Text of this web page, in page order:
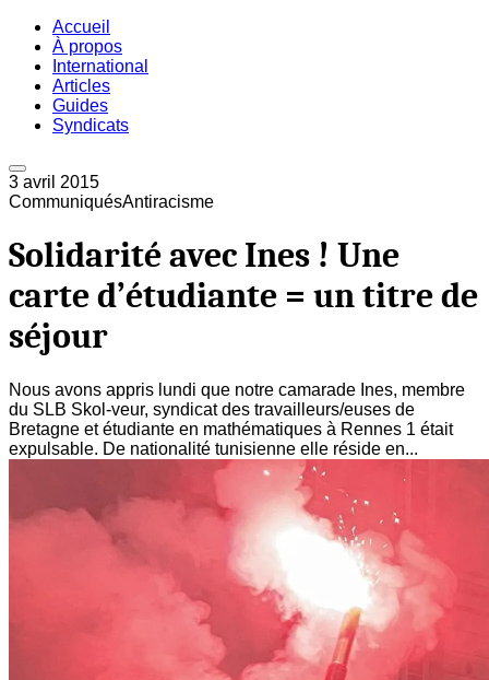
Accueil
À propos
International
Articles
Guides
Syndicats
3 avril 2015
CommuniquésAntiracisme
Solidarité avec Ines ! Une
carte d’étudiante = un titre de
séjour
Nous avons appris lundi que notre camarade Ines, membre
du SLB Skol-veur, syndicat des travailleurs/euses de
Bretagne et étudiante en mathématiques à Rennes 1 était
expulsable. De nationalité tunisienne elle réside en...